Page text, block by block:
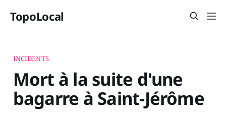
TopoLocal
INCIDENTS
Mort à la suite d'une
bagarre à Saint-Jérôme